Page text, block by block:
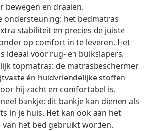
bewegen en draaien.
ondersteuning: het bedmatras
stabiliteit en precies de juiste
op comfort in te leveren. Het
ideaal voor rug- en buikslapers.
topmatras: de matrasbeschermer
én huidvriendelijke stoffen
hij zacht en comfortabel is.
bankje: dit bankje kan dienen als
in je huis. Het kan ook aan het
van het bed gebruikt worden.